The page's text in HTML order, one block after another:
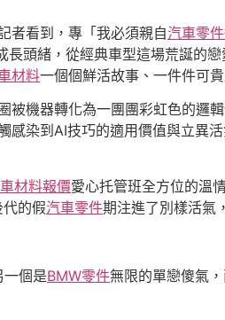
者看到，專「我必須親自汽車零
頭緒，從經典車型這場荒誕的
材料一個個鮮活故事、一件件可
被機器轉化為一團團彩虹色的邏
感染到AI技巧的適用價值與立異
材料報價愛心托管班全方位的溫
的假汽車零件期注進了別樣活氣
一個是BMW零件無限的單戀傻氣